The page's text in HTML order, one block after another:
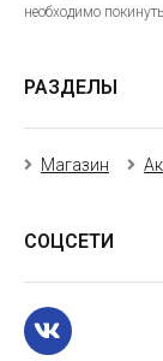
необходимо
РАЗДЕЛЫ
Магазин
СОЦСЕТИ